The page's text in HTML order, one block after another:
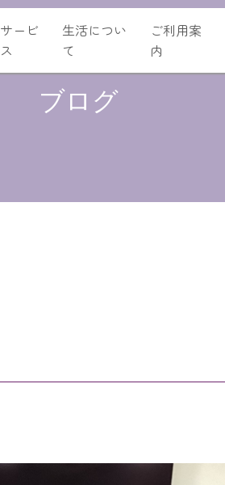
サービ
ス
生活につい
て
ご利用案
内
ブログ